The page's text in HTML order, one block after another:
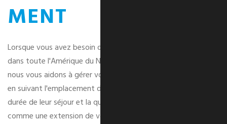
MENT
Lorsque vous avez besoin d'installations sûres et sécurisées
dans toute l'Amérique du Nord pour stocker vos produits,
nous vous aidons à gérer votre chaîne d'approvisionnement
en suivant l'emplacement des articles, leur date d'arrivée, la
durée de leur séjour et la quantité disponible. Nous agissons
comme une extension de votre propre organisation, en nous